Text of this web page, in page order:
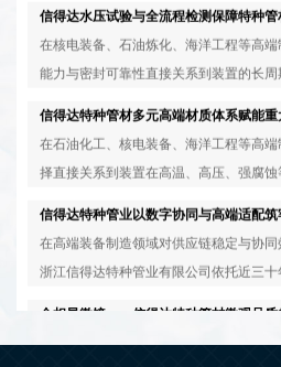
域的务实实践与稳步发展。
证管材在额定压力下密封性能的关键检
管业有限公司从原材料到成品出厂的全
压高压试验机等专业检测设备，对每一
证，确保产品在高温高压工况下的稳定运
信得达特种管材多元高端材质体系赋能重
备国产化
在石油化工、核电装备、海洋工程等高端
役寿命。浙江信得达特种管业有限公司
覆盖镍基合金、双相不锈钢、奥氏体不
材质的管材体系，为不同应用场景提供
信得达特种管业以数字协同与高端适配筑
应链韧性
在高端装备制造领域对供应链稳定与协同
息化管理系统的引入与优化，从原材料
户直供等多环节协同发力，逐步构建起面
工程等高端领域的供应链保障体系。企
重点客户的链式协作，以稳定的交付能
金相显微镜——信得达特种管材微观品质
眼金睛”
浙江信得达特种管业有限公司在特种管材
金、奥氏体不锈钢、双相不锈钢、尿素